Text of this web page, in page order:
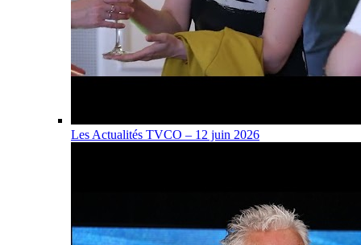
Les Actualités TVCO – 12 juin 2026